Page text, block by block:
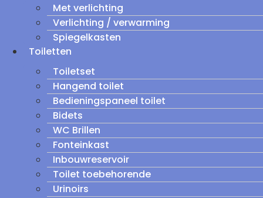
Met verlichting
Verlichting / verwarming
Spiegelkasten
Toiletten
Toiletset
Hangend toilet
Bedieningspaneel toilet
Bidets
WC Brillen
Fonteinkast
Inbouwreservoir
Toilet toebehorende
Urinoirs